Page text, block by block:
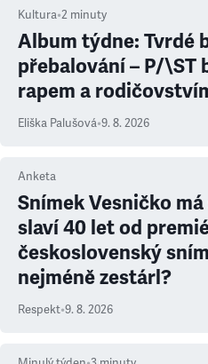
Kultura•2 minuty
Album týdne: Tvrdé
přebalování – P/\ST
rapem a
Eliška Palušová•9. 8. 2026
Anketa
Snímek Vesničko
slaví 40 let od
československý
nejméně zestárl?
Respekt•9. 8. 2026